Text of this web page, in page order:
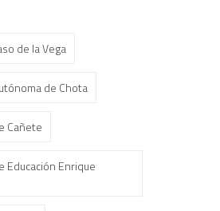
de la Vega
de Chota
Cañete
Educación Enrique